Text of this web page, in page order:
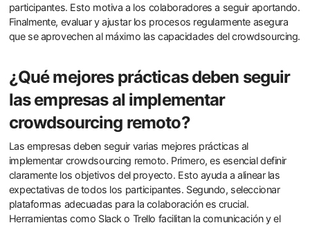
participantes. Esto motiva a los colaboradores a seguir aportando.
Finalmente, evaluar y ajustar los procesos regularmente asegura
que se aprovechen al máximo las capacidades del crowdsourcing.
¿Qué mejores prácticas deben seguir
las empresas al implementar
crowdsourcing remoto?
Las empresas deben seguir varias mejores prácticas al
implementar crowdsourcing remoto. Primero, es esencial definir
claramente los objetivos del proyecto. Esto ayuda a alinear las
expectativas de todos los participantes. Segundo, seleccionar
plataformas adecuadas para la colaboración es crucial.
Herramientas como Slack o Trello facilitan la comunicación y el